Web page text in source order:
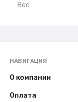
Вес
НАВИГАЦИЯ
О компании
Оплата